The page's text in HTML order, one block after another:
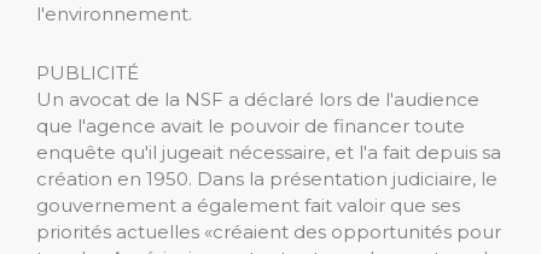
l'environnement.
PUBLICITÉ
Un avocat de la NSF a déclaré lors de l'audience
que l'agence avait le pouvoir de financer toute
enquête qu'il jugeait nécessaire, et l'a fait depuis sa
création en 1950. Dans la présentation judiciaire, le
gouvernement a également fait valoir que ses
priorités actuelles «créaient des opportunités pour